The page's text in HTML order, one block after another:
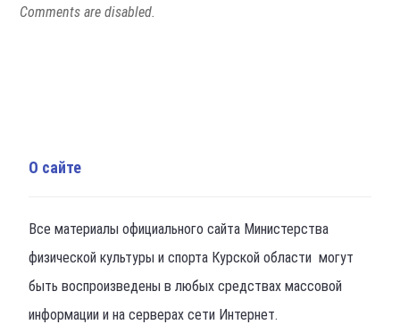
Comments are disabled.
О сайте
Все материалы официального сайта Министерства
физической культуры и спорта Курской области могут
быть воспроизведены в любых средствах массовой
информации и на серверах сети Интернет.